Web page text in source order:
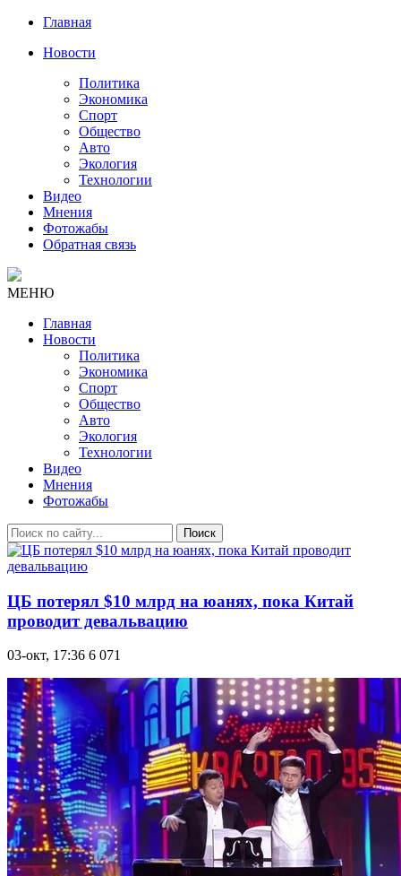
Главная
Новости
Политика
Экономика
Спорт
Общество
Авто
Экология
Технологии
Видео
Мнения
Фотожабы
Обратная связь
МЕНЮ
Главная
Новости
Политика
Экономика
Спорт
Общество
Авто
Экология
Технологии
Видео
Мнения
Фотожабы
Поиск
ЦБ потерял $10 млрд на юанях, пока Китай
проводит девальвацию
03-окт, 17:36 6 071